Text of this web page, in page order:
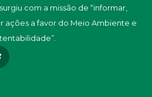
com a missão de “informar,
ações a favor do Meio Ambiente e